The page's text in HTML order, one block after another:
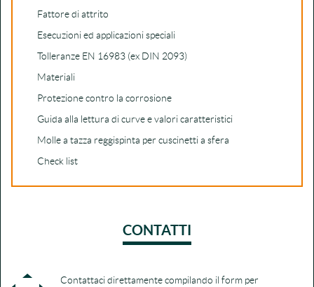
Fattore di attrito
Esecuzioni ed applicazioni speciali
Tolleranze EN 16983 (ex DIN 2093)
Materiali
Protezione contro la corrosione
Guida alla lettura di curve e valori caratteristici
Molle a tazza reggispinta per cuscinetti a sfera
Check list
CONTATTI
Contattaci direttamente compilando il form per